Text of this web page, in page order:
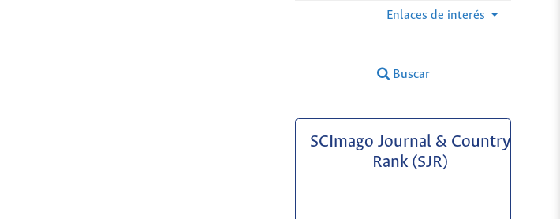
Enlaces de interés
Buscar
SCImago Journal & Country
Rank (SJR)